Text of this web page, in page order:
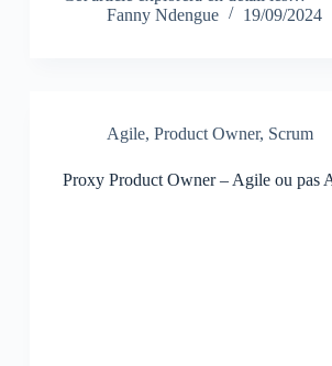
Fanny Ndengue
19/09/2024
Agile, Product Owner, Scrum
Proxy Product Owner – Agile ou pas